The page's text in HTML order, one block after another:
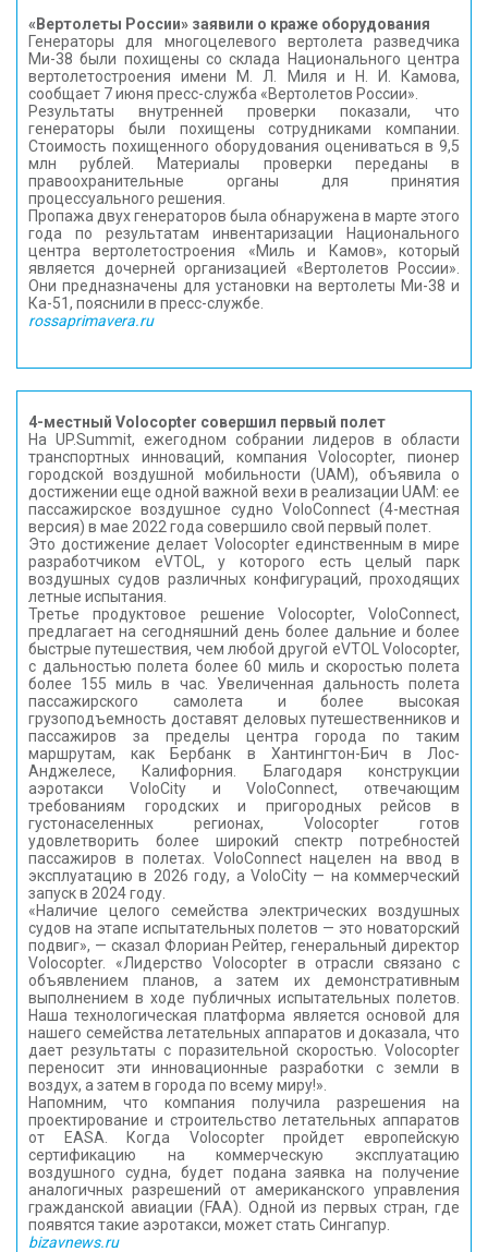
«Вертолеты России» заявили о краже оборудования
Генераторы для многоцелевого вертолета разведчика
Ми-38 были похищены со склада Национального центра
вертолетостроения имени М. Л. Миля и Н. И. Камова,
сообщает 7 июня пресс-служба «Вертолетов России».
Результаты внутренней проверки показали, что
генераторы были похищены сотрудниками компании.
Стоимость похищенного оборудования оцениваться в 9,5
млн рублей. Материалы проверки переданы в
правоохранительные органы для принятия
процессуального решения.
Пропажа двух генераторов была обнаружена в марте этого
года по результатам инвентаризации Национального
центра вертолетостроения «Миль и Камов», который
является дочерней организацией «Вертолетов России».
Они предназначены для установки на вертолеты Ми-38 и
Ка-51, пояснили в пресс-службе.
rossaprimavera.ru
4-местный Volocopter совершил первый полет
На UP.Summit, ежегодном собрании лидеров в области
транспортных инноваций, компания Volocopter, пионер
городской воздушной мобильности (UAM), объявила о
достижении еще одной важной вехи в реализации UAM: ее
пассажирское воздушное судно VoloConnect (4-местная
версия) в мае 2022 года совершило свой первый полет.
Это достижение делает Volocopter единственным в мире
разработчиком eVTOL, у которого есть целый парк
воздушных судов различных конфигураций, проходящих
летные испытания.
Третье продуктовое решение Volocopter, VoloConnect,
предлагает на сегодняшний день более дальние и более
быстрые путешествия, чем любой другой eVTOL Volocopter,
с дальностью полета более 60 миль и скоростью полета
более 155 миль в час. Увеличенная дальность полета
пассажирского самолета и более высокая
грузоподъемность доставят деловых путешественников и
пассажиров за пределы центра города по таким
маршрутам, как Бербанк в Хантингтон-Бич в Лос-
Анджелесе, Калифорния. Благодаря конструкции
аэротакси VoloCity и VoloConnect, отвечающим
требованиям городских и пригородных рейсов в
густонаселенных регионах, Volocopter готов
удовлетворить более широкий спектр потребностей
пассажиров в полетах. VoloConnect нацелен на ввод в
эксплуатацию в 2026 году, а VoloCity — на коммерческий
запуск в 2024 году.
«Наличие целого семейства электрических воздушных
судов на этапе испытательных полетов — это новаторский
подвиг», — сказал Флориан Рейтер, генеральный директор
Volocopter. «Лидерство Volocopter в отрасли связано с
объявлением планов, а затем их демонстративным
выполнением в ходе публичных испытательных полетов.
Наша технологическая платформа является основой для
нашего семейства летательных аппаратов и доказала, что
дает результаты с поразительной скоростью. Volocopter
переносит эти инновационные разработки с земли в
воздух, а затем в города по всему миру!».
Напомним, что компания получила разрешения на
проектирование и строительство летательных аппаратов
от EASA. Когда Volocopter пройдет европейскую
сертификацию на коммерческую эксплуатацию
воздушного судна, будет подана заявка на получение
аналогичных разрешений от американского управления
гражданской авиации (FAA). Одной из первых стран, где
появятся такие аэротакси, может стать Сингапур.
bizavnews.ru